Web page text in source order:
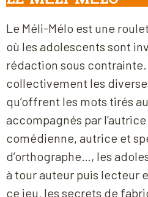
Le Méli-Mélo est une
où les adolescents sont
rédaction sous
collectivement les
qu’offrent les mots tirés
accompagnés par l’autrice
comédienne, autrice et
d’orthographe…, les
à tour auteur puis lecteur
ce jeu, les secrets de